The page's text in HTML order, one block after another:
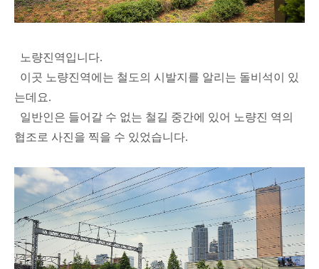
노량진역입니다.
이곳 노량진역에는 철도의 시발지를 알리는 돌비석이 있
는데요.
일반인은 들어갈 수 없는 철길 중간에 있어 노량진 역의
협조로 사진을 찍을 수 있었습니다.